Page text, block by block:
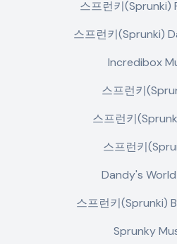
스프런키(Sprunki)
스프런키(Sprunki)
Incredibox
스프런키
스프런키
스프런키
Dandy's
스프런키(Sprunki)
Sprunky